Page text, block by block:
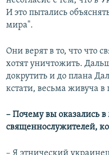
И это пытались
мира".
Они верят в то, что что
хотят уничтожить.
докрутить и до плана
кстати, весьма живуча
– Почему вы оказались
священнослужителей,